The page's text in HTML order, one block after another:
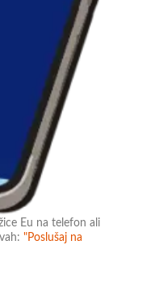
Eu na telefon ali
"Poslušaj na